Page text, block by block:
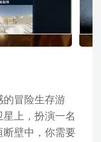
的冒险生存游
上，扮演一名
断壁中，你需要